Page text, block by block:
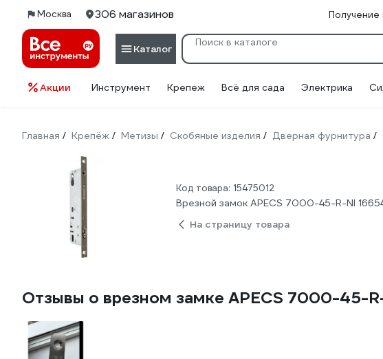
Москва 306 магазинов Получение
Каталог
Акции Инструмент Крепеж Всё для сада Электрика
Главная / Крепёж / Метизы / Скобяные изделия / Дверная фурнитура /
Код товара: 15475012
Врезной замок APECS 7000-45-R-NI
На страницу товара
Отзывы о врезном замке APECS 7000-45-